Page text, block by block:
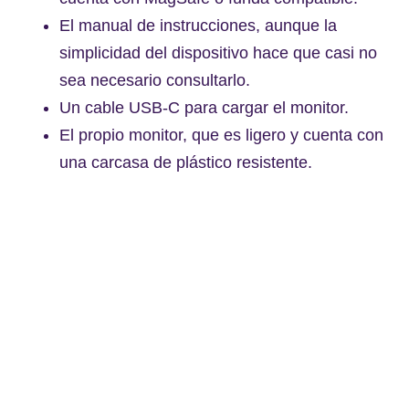
El manual de instrucciones, aunque la
simplicidad del dispositivo hace que casi no
sea necesario consultarlo.
Un cable USB-C para cargar el monitor.
El propio monitor, que es ligero y cuenta con
una carcasa de plástico resistente.